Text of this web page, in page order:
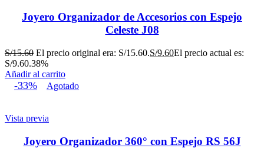
Joyero Organizador de Accesorios con Espejo
Celeste J08
S/15.60 El precio original era: S/15.60.S/9.60El precio actual es:
S/9.60.38%
Añadir al carrito
-33% Agotado
Vista previa
Joyero Organizador 360° con Espejo RS 56J